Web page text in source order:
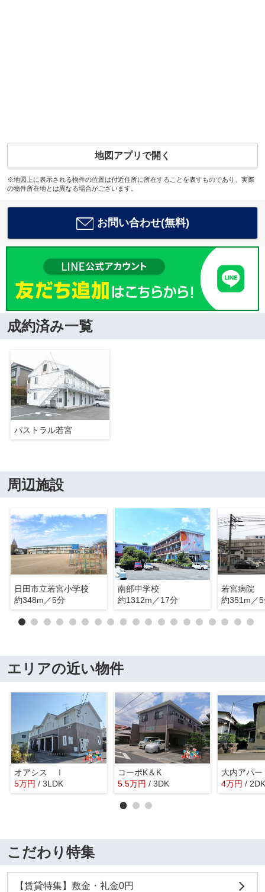
地図アプリで開く
※地図上に表示される物件の位置は付近住所に所在することを表すものであり、実際
の物件所在地とは異なる場合がございます。
お問い合わせ(無料)
成約済み一覧
パストラル若宮
周辺施設
日田市立若宮小学校
約348m／5分
南部中学校
約1312m／17分
若宮病院
約351m／
エリアの近い物件
オアシス Ⅰ
5万円 / 3LDK
コーポK＆K
5.5万円 / 3DK
大内アパー
4万円 / 2DK
こだわり特集
【賃貸特集】敷金・礼金0円